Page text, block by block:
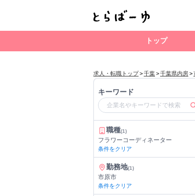
トップ
求人・転職トップ>千葉>千葉県内房>
キーワード
職種(1)
フラワーコーディネーター
条件をクリア
勤務地(1)
市原市
条件をクリア